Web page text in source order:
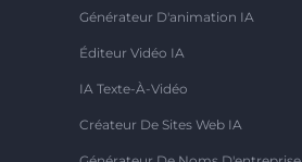
Générateur D'animation IA
Éditeur Vidéo IA
IA Texte-À-Vidéo
Créateur De Sites Web IA